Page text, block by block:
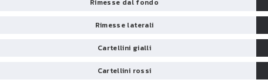
Rimesse dal fondo
Rimesse laterali
Cartellini gialli
Cartellini rossi
CLASSIFICA
Pt
76
Squadra
1
2